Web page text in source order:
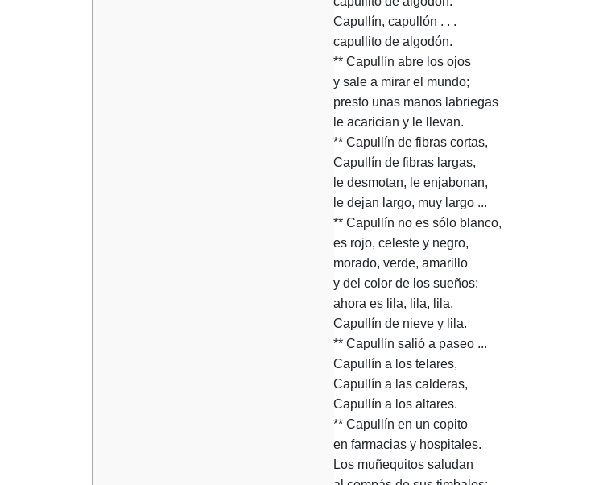
Capullín, capullón . . .
capullito de algodón.
** Capullín abre los ojos
y sale a mirar el mundo;
presto unas manos labriegas
le acarician y le llevan.
** Capullín de fibras cortas,
Capullín de fibras largas,
le desmotan, le enjabonan,
le dejan largo, muy largo ...
** Capullín no es sólo blanco,
es rojo, celeste y negro,
morado, verde, amarillo
y del color de los sueños:
ahora es lila, lila, lila,
Capullín de nieve y lila.
** Capullín salió a paseo ...
Capullín a los telares,
Capullín a las calderas,
Capullín a los altares.
** Capullín en un copito
en farmacias y hospitales.
Los muñequitos saludan